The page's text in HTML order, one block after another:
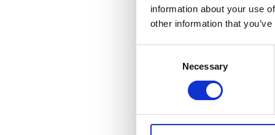
information about your use
other information that
Necessary